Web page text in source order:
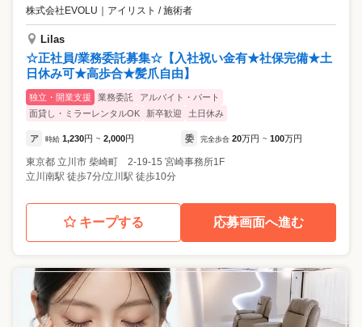
株式会社EVOLU アイリスト / 施術者
Lilas
☆正社員/業務委託募集☆【入社祝い金有★社保完備★土
日休み可★高歩合★髪爪自由】
独立・開業支援 業務委託
アルバイト・パート
面貸し・ミラーレンタルOK
新卒歓迎 土日休み
ア 時給 1,230円 ~ 2,000円 委 完全歩合 20万円 ~ 100万円
東京都 立川市 柴崎町 2-19-15 宮崎事務所1F
立川南駅 徒歩7分/立川駅 徒歩10分
キープする 応募画面へ進む